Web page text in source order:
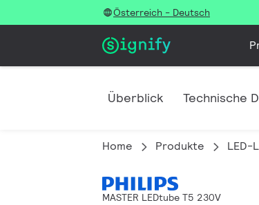
Österreich - Deutsch
Überblick Technische
Home Produkte LED-
MASTER LEDtube T5 230V